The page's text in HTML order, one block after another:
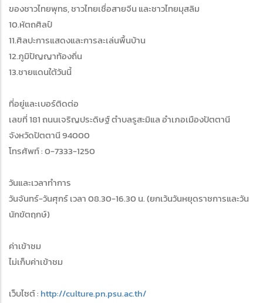
ของชาวไทยพุทธ, ชาวไทยเชื่อสายจีน และชาวไทยมุสลิม
10.หัตถศิลป์
11.ศิลปะการแสดงและการละเล่นพื้นบ้าน
12.ภูมิปัญญาท้องถิ่น
13.ชายแดนใต้วันนี้
ที่อยู่และเบอร์ติดต่อ
เลขที่ 181 ถนนเจริญประดิษฐ์ ตำบลรูสะมิแล อำเภอเมืองปัตตานี
จังหวัดปัตตานี 94000
โทรศัพท์ : 0-7333-1250
วันและเวลาทำการ
วันจันทร์-วันศุกร์ เวลา 08.30-16.30 น. (ยกเว้นวันหยุดราชการและวัน
นักขัตฤกษ์)
ค่าเข้าชม
ไม่เก็บค่าเข้าชม
เว็บไซต์ : http://culture.pn.psu.ac.th/